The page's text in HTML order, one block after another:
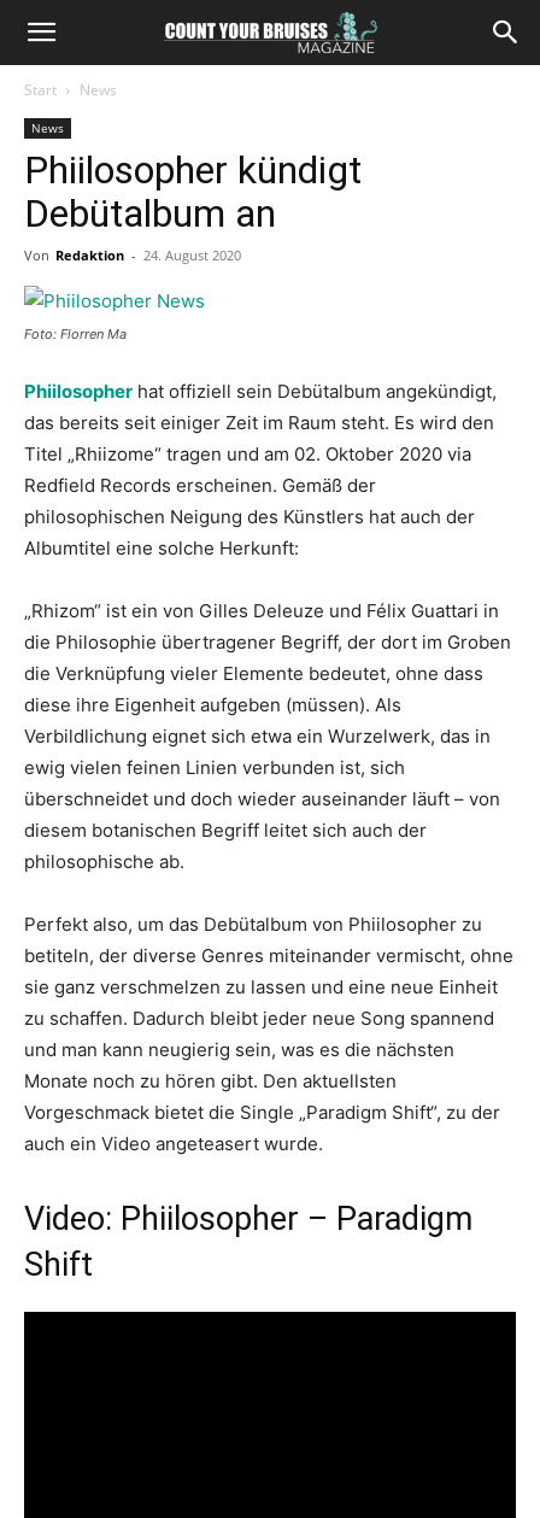
Start News
News
Phiilosopher kündigt
Debütalbum an
Von Redaktion - 24. August 2020
Foto: Florren Ma
Phiilosopher hat offiziell sein Debütalbum angekündigt,
das bereits seit einiger Zeit im Raum steht. Es wird den
Titel „Rhiizome“ tragen und am 02. Oktober 2020 via
Redfield Records erscheinen. Gemäß der
philosophischen Neigung des Künstlers hat auch der
Albumtitel eine solche Herkunft:
„Rhizom“ ist ein von Gilles Deleuze und Félix Guattari in
die Philosophie übertragener Begriff, der dort im Groben
die Verknüpfung vieler Elemente bedeutet, ohne dass
diese ihre Eigenheit aufgeben (müssen). Als
Verbildlichung eignet sich etwa ein Wurzelwerk, das in
ewig vielen feinen Linien verbunden ist, sich
überschneidet und doch wieder auseinander läuft – von
diesem botanischen Begriff leitet sich auch der
philosophische ab.
Perfekt also, um das Debütalbum von Phiilosopher zu
betiteln, der diverse Genres miteinander vermischt, ohne
sie ganz verschmelzen zu lassen und eine neue Einheit
zu schaffen. Dadurch bleibt jeder neue Song spannend
und man kann neugierig sein, was es die nächsten
Monate noch zu hören gibt. Den aktuellsten
Vorgeschmack bietet die Single „Paradigm Shift“, zu der
auch ein Video angeteasert wurde.
Video: Phiilosopher – Paradigm
Shift